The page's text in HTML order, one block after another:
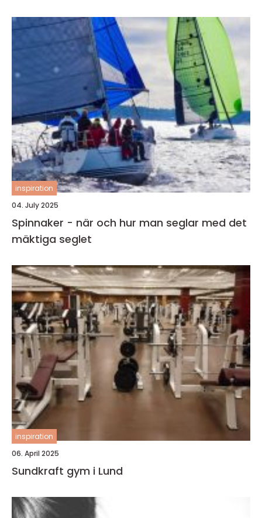
inspiration
04. July 2025
Spinnaker - när och hur man seglar med det
mäktiga seglet
inspiration
06. April 2025
Sundkraft gym i Lund